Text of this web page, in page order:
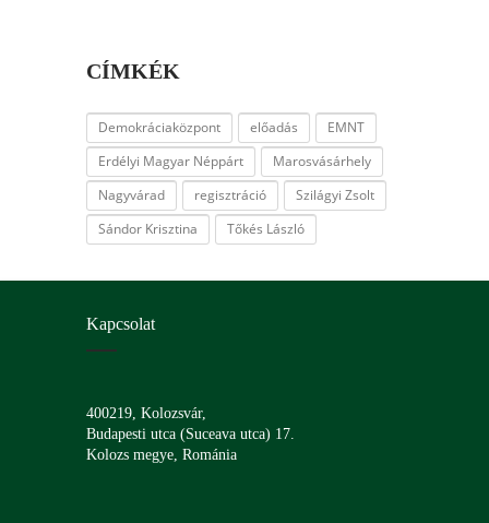
CÍMKÉK
Demokráciaközpont előadás
EMNT
Erdélyi Magyar Néppárt
Marosvásárhely
Nagyvárad
regisztráció
Szilágyi Zsolt
Sándor Krisztina
Tőkés László
Kapcsolat
400219, Kolozsvár,
Budapesti utca (Suceava utca) 17.
Kolozs megye, Románia